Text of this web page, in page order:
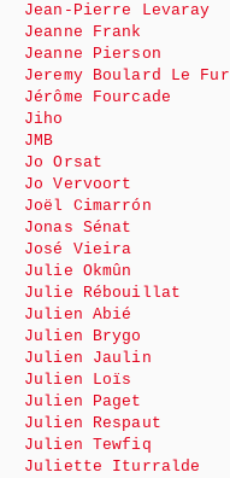
Jean-Pierre Levaray
Jeanne Frank
Jeanne Pierson
Jeremy Boulard Le Fur
Jérôme Fourcade
Jiho
JMB
Jo Orsat
Jo Vervoort
Joël Cimarrón
Jonas Sénat
José Vieira
Julie Okmûn
Julie Rébouillat
Julien Abié
Julien Brygo
Julien Jaulin
Julien Loïs
Julien Paget
Julien Respaut
Julien Tewfiq
Juliette Iturralde